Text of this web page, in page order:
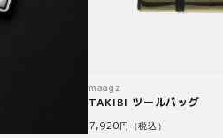
maagz
TAKIBI ツールバッグ
7,920円（税込）